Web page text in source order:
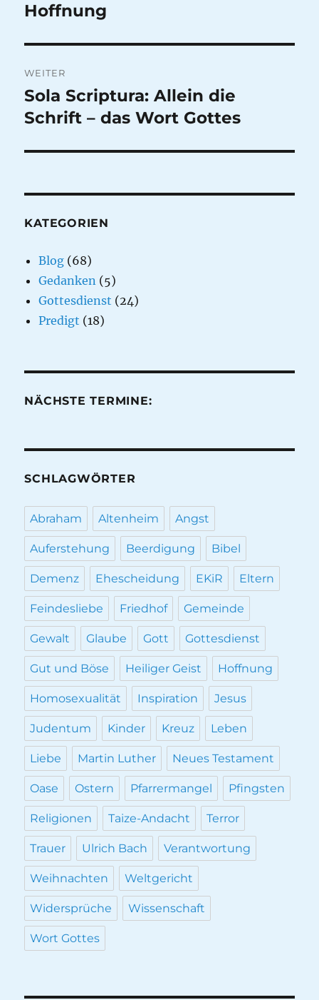
Beitrag:
Hoffnung
WEITER
Nächster
Beitrag:
Sola Scriptura: Allein die
Schrift – das Wort Gottes
KATEGORIEN
Blog (68)
Gedanken (5)
Gottesdienst (24)
Predigt (18)
NÄCHSTE TERMINE:
SCHLAGWÖRTER
Abraham Altenheim Angst
Auferstehung Beerdigung Bibel
Demenz Ehescheidung EKiR Eltern
Feindesliebe Friedhof Gemeinde
Gewalt Glaube Gott Gottesdienst
Gut und Böse Heiliger Geist Hoffnung
Homosexualität Inspiration Jesus
Judentum Kinder Kreuz Leben
Liebe Martin Luther Neues Testament
Oase Ostern Pfarrermangel Pfingsten
Religionen Taize-Andacht Terror
Trauer Ulrich Bach Verantwortung
Weihnachten Weltgericht
Widersprüche Wissenschaft
Wort Gottes